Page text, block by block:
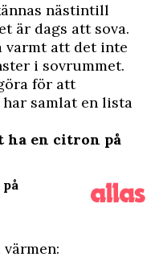
nästintill
är dags att sova.
varmt att det inte
i sovrummet.
för att
samlat en lista
ha en citron på